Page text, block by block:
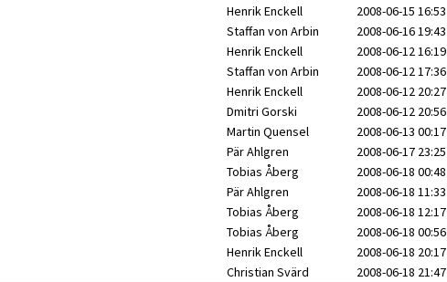
Henrik Enckell
2008-06-15 16:53
Staffan von Arbin
2008-06-16 19:43
Henrik Enckell
2008-06-12 16:19
Staffan von Arbin
2008-06-12 17:36
Henrik Enckell
2008-06-12 20:27
Dmitri Gorski
2008-06-12 20:56
Martin Quensel
2008-06-13 00:17
Pär Ahlgren
2008-06-17 23:25
Tobias Åberg
2008-06-18 00:48
Pär Ahlgren
2008-06-18 11:33
Tobias Åberg
2008-06-18 12:17
Tobias Åberg
2008-06-18 00:56
Henrik Enckell
2008-06-18 20:17
Christian Svärd
2008-06-18 21:47